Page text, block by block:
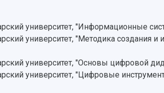
университет, "Информационные
университет, "Методика создания и
университет, "Основы цифровой
университет, "Цифровые